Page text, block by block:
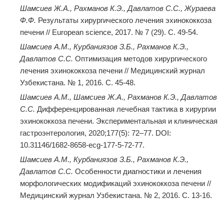
Шамсиев Ж.А., Рахманов К.Э., Давлатов С.С., Жураева
Ф.Ф. Результаты хирургического лечения эхинококкоза
печени // European sciencе, 2017. № 7 (29). C. 49-54.
Шамсиев А.М., Курбаниязов З.Б., Рахманов К.Э.,
Давлатов С.С. Оптимизация методов хирургического
лечения эхинококкоза печени // Медицинский журнал
Узбекистана. № 1, 2016. C. 45-48.
Шамсиев А.М., Шамсиев Ж.А., Рахманов К.Э., Давлатов
С.С. Дифференцированная лечебная тактика в хирургии
эхинококкоза печени. Экспериментальная и клиническая
гастроэнтерология, 2020;177(5): 72–77. DOI:
10.31146/1682-8658-ecg-177-5-72-77.
Шамсиев А.М., Курбаниязов З.Б., Рахманов К.Э.,
Давлатов С.С. Особенности диагностики и лечения
морфологических модификаций эхинококкоза печени //
Медицинский журнал Узбекистана. № 2, 2016. C. 13-16.